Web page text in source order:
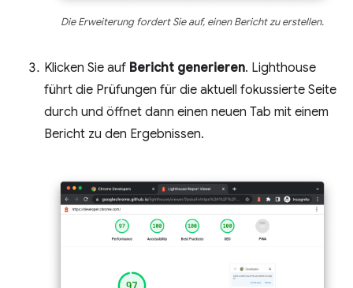
Die Erweiterung fordert Sie auf, einen Bericht zu erstellen.
Klicken Sie auf Bericht generieren. Lighthouse
führt die Prüfungen für die aktuell fokussierte Seite
durch und öffnet dann einen neuen Tab mit einem
Bericht zu den Ergebnissen.